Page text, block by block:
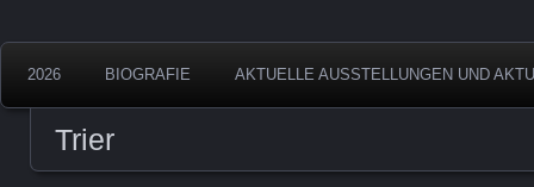
2026 BIOGRAFIE AKTUELLE AUSSTELLUNGEN UND
Trier